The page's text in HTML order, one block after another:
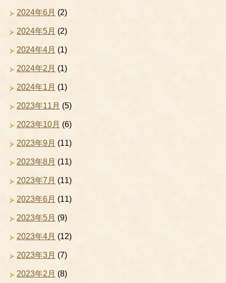
2024年6月 (2)
2024年5月 (2)
2024年4月 (1)
2024年2月 (1)
2024年1月 (1)
2023年11月 (5)
2023年10月 (6)
2023年9月 (11)
2023年8月 (11)
2023年7月 (11)
2023年6月 (11)
2023年5月 (9)
2023年4月 (12)
2023年3月 (7)
2023年2月 (8)